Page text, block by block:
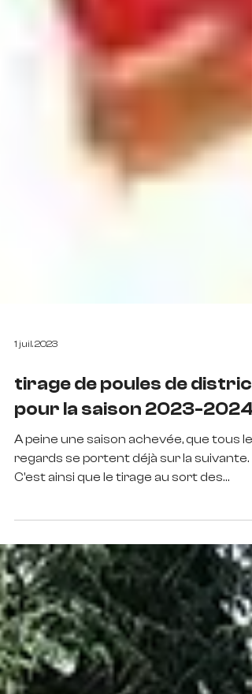
1 juil. 2023
tirage de poules de district
pour la saison 2023-2024
C'est ainsi que le tirage au sort des
premières poules...